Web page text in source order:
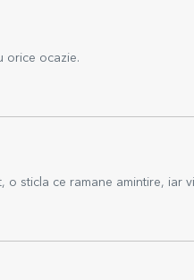
orice ocazie.
o sticla ce ramane amintire, iar